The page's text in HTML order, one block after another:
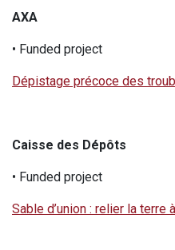
AXA
• Funded project
Dépistage précoce des
Caisse des Dépôts
• Funded project
Sable d’union : relier la terre